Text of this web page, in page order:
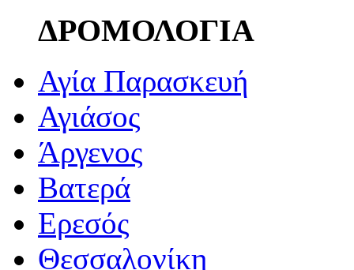
ΔΡΟΜΟΛΟΓΙΑ
Αγία Παρασκευή
Αγιάσος
Άργενος
Βατερά
Ερεσός
Θεσσαλονίκη